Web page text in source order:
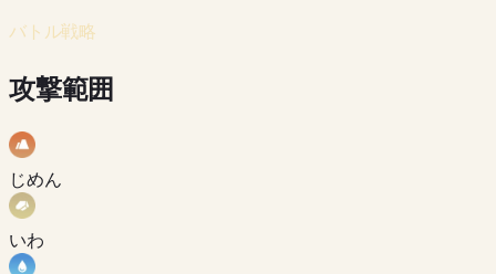
バトル戦略
攻撃範囲
じめん
いわ